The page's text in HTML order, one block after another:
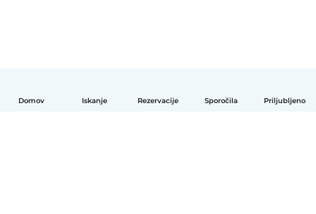
Domov Iskanje Rezervacije Sporočila Priljubljeno